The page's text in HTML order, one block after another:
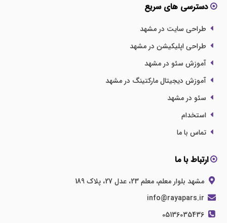
دسترسی های سریع
طراحی سایت در مشهد
طراحی اپلیکیشن در مشهد
آموزش سئو در مشهد
آموزش دیجیتال مارکتینگ در مشهد
سئو در مشهد
استخدام
تماس با ما
ارتباط با ما
مشهد بلوار معلم، معلم 23، عدل 27، پلاک 189
05136035436